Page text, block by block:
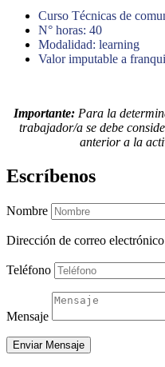
Curso Técnicas de
N° horas: 40
Modalidad: learning
Valor imputable a
Importante:Para la
trabajador/a se debe
anterior a la
Escríbenos
Nombre
Dirección de correo electrónico
Teléfono
Mensaje
Enviar Mensaje